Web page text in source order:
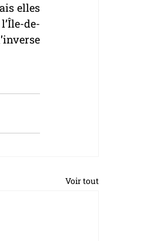
elles
de-
Voir tout